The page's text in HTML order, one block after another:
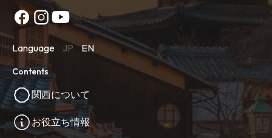
Language JP EN
Contents
関西について
お役立ち情報